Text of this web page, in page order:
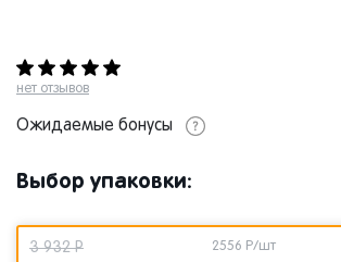
нет отзывов
Ожидаемые бонусы
Выбор упаковки:
3 932 Р
2556 Р/шт